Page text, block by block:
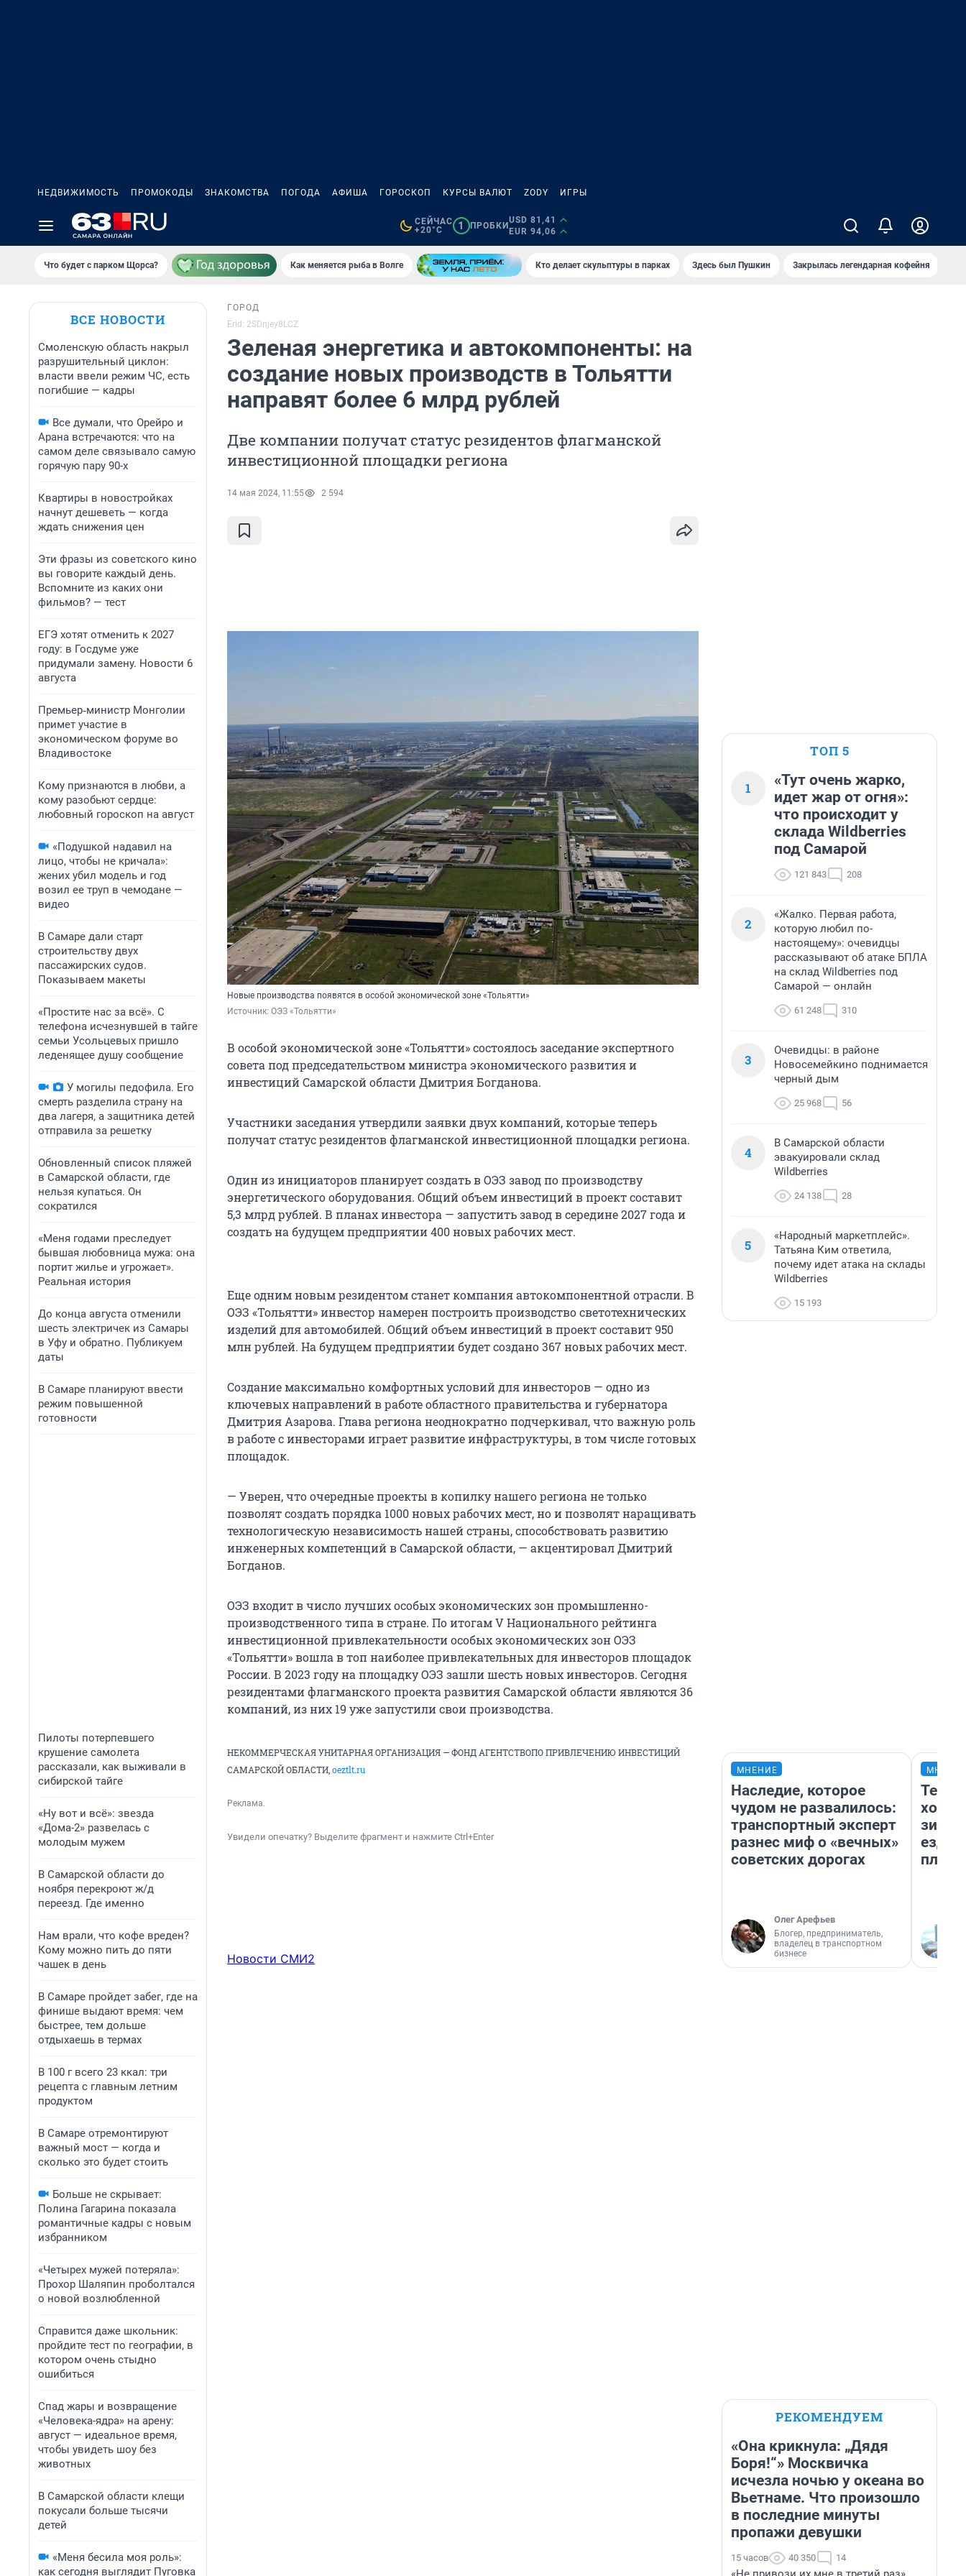
НЕДВИЖИМОСТЬ ПРОМОКОДЫ ЗНАКОМСТВА ПОГОДА АФИША ГОРОСКОП КУРСЫ ВАЛЮТ ZODY ИГРЫ
СЕЙЧАС
+20°C
1 ПРОБКИ
USD 81,41
EUR 94,06
Что будет с парком Щорса? Как меняется рыба в Волге Кто делает скульптуры в парках Здесь был Пушкин Закрылась легендарная кофейня
ВСЕ НОВОСТИ
Смоленскую область накрыл
разрушительный циклон:
власти ввели режим ЧС, есть
погибшие — кадры
Все думали, что Орейро и
Арана встречаются: что на
самом деле связывало самую
горячую пару 90-х
Квартиры в новостройках
начнут дешеветь — когда
ждать снижения цен
Эти фразы из советского кино
вы говорите каждый день.
Вспомните из каких они
фильмов? — тест
ЕГЭ хотят отменить к 2027
году: в Госдуме уже
придумали замену. Новости 6
августа
Премьер‑министр Монголии
примет участие в
экономическом форуме во
Владивостоке
Кому признаются в любви, а
кому разобьют сердце:
любовный гороскоп на август
«Подушкой надавил на
лицо, чтобы не кричала»:
жених убил модель и год
возил ее труп в чемодане —
видео
В Самаре дали старт
строительству двух
пассажирских судов.
Показываем макеты
«Простите нас за всё». С
телефона исчезнувшей в тайге
семьи Усольцевых пришло
леденящее душу сообщение
У могилы педофила. Его
смерть разделила страну на
два лагеря, а защитника детей
отправила за решетку
Обновленный список пляжей
в Самарской области, где
нельзя купаться. Он
сократился
«Меня годами преследует
бывшая любовница мужа: она
портит жилье и угрожает».
Реальная история
До конца августа отменили
шесть электричек из Самары
в Уфу и обратно. Публикуем
даты
В Самаре планируют ввести
режим повышенной
готовности
Пилоты потерпевшего
крушение самолета
рассказали, как выживали в
сибирской тайге
«Ну вот и всё»: звезда
«Дома-2» развелась с
молодым мужем
В Самарской области до
ноября перекроют ж/д
переезд. Где именно
Нам врали, что кофе вреден?
Кому можно пить до пяти
чашек в день
В Самаре пройдет забег, где на
финише выдают время: чем
быстрее, тем дольше
отдыхаешь в термах
В 100 г всего 23 ккал: три
рецепта с главным летним
продуктом
В Самаре отремонтируют
важный мост — когда и
сколько это будет стоить
Больше не скрывает:
Полина Гагарина показала
романтичные кадры с новым
избранником
«Четырех мужей потеряла»:
Прохор Шаляпин проболтался
о новой возлюбленной
Справится даже школьник:
пройдите тест по географии, в
котором очень стыдно
ошибиться
Спад жары и возвращение
«Человека-ядра» на арену:
август — идеальное время,
чтобы увидеть шоу без
животных
В Самарской области клещи
покусали больше тысячи
детей
«Меня бесила моя роль»:
как сегодня выглядит Пуговка
ГОРОД
Erid: 2SDnjey8LCZ
Зеленая энергетика и автокомпоненты: на
создание новых производств в Тольятти
направят более 6 млрд рублей
Две компании получат статус резидентов флагманской
инвестиционной площадки региона
14 мая 2024, 11:55 2 594
Новые производства появятся в особой экономической зоне «Тольятти»
Источник: ОЭЗ «Тольятти»
В особой экономической зоне «Тольятти» состоялось заседание экспертного
совета под председательством министра экономического развития и
инвестиций Самарской области Дмитрия Богданова.
Участники заседания утвердили заявки двух компаний, которые теперь
получат статус резидентов флагманской инвестиционной площадки региона.
Один из инициаторов планирует создать в ОЭЗ завод по производству
энергетического оборудования. Общий объем инвестиций в проект составит
5,3 млрд рублей. В планах инвестора — запустить завод в середине 2027 года и
создать на будущем предприятии 400 новых рабочих мест.
Еще одним новым резидентом станет компания автокомпонентной отрасли. В
ОЭЗ «Тольятти» инвестор намерен построить производство светотехнических
изделий для автомобилей. Общий объем инвестиций в проект составит 950
млн рублей. На будущем предприятии будет создано 367 новых рабочих мест.
Создание максимально комфортных условий для инвесторов — одно из
ключевых направлений в работе областного правительства и губернатора
Дмитрия Азарова. Глава региона неоднократно подчеркивал, что важную роль
в работе с инвесторами играет развитие инфраструктуры, в том числе готовых
площадок.
— Уверен, что очередные проекты в копилку нашего региона не только
позволят создать порядка 1000 новых рабочих мест, но и позволят наращивать
технологическую независимость нашей страны, способствовать развитию
инженерных компетенций в Самарской области, — акцентировал Дмитрий
Богданов.
ОЭЗ входит в число лучших особых экономических зон промышленно-
производственного типа в стране. По итогам V Национального рейтинга
инвестиционной привлекательности особых экономических зон ОЭЗ
«Тольятти» вошла в топ наиболее привлекательных для инвесторов площадок
России. В 2023 году на площадку ОЭЗ зашли шесть новых инвесторов. Сегодня
резидентами флагманского проекта развития Самарской области являются 36
компаний, из них 19 уже запустили свои производства.
НЕКОММЕРЧЕСКАЯ УНИТАРНАЯ ОРГАНИЗАЦИЯ — ФОНД АГЕНТСТВОПО ПРИВЛЕЧЕНИЮ ИНВЕСТИЦИЙ
САМАРСКОЙ ОБЛАСТИ, oeztlt.ru
Реклама.
Увидели опечатку? Выделите фрагмент и нажмите Ctrl+Enter
Новости СМИ2
ТОП 5
1
«Тут очень жарко,
идет жар от огня»:
что происходит у
склада Wildberries
под Самарой
121 843 208
2
«Жалко. Первая работа,
которую любил по-
настоящему»: очевидцы
рассказывают об атаке БПЛА
на склад Wildberries под
Самарой — онлайн
61 248 310
3
Очевидцы: в районе
Новосемейкино поднимается
черный дым
25 968 56
4
В Самарской области
эвакуировали склад
Wildberries
24 138 28
5
«Народный маркетплейс».
Татьяна Ким ответила,
почему идет атака на склады
Wildberries
15 193
МНЕНИЕ
Наследие, которое
чудом не развалилось:
транспортный эксперт
разнес миф о «вечных»
советских дорогах
Олег Арефьев
Блогер, предприниматель,
владелец в транспортном
бизнесе
ездит
РЕКОМЕНДУЕМ
«Она крикнула: „Дядя
Боря!“» Москвичка
исчезла ночью у океана во
Вьетнаме. Что произошло
в последние минуты
пропажи девушки
15 часов 40 350 14